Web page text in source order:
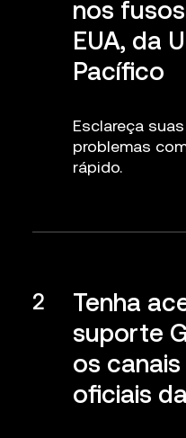
nos
EUA, da
Pacífico
Esclareça
problemas
rápido.
2
Tenha
suporte
os
oficiais